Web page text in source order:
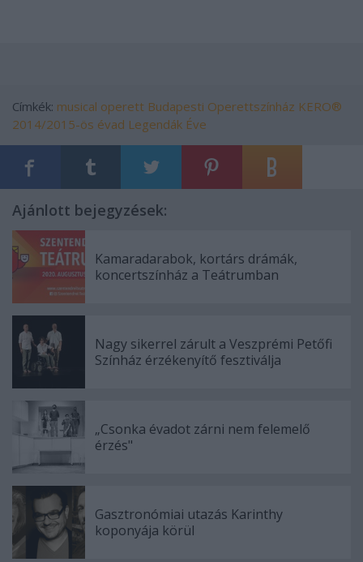
Címkék: musical operett Budapesti Operettszínház KERO®
2014/2015-ös évad Legendák Éve
Ajánlott bejegyzések:
Kamaradarabok, kortárs drámák,
koncertszínház a Teátrumban
Nagy sikerrel zárult a Veszprémi Petőfi
Színház érzékenyítő fesztiválja
„Csonka évadot zárni nem felemelő
érzés"
Gasztronómiai utazás Karinthy
koponyája körül